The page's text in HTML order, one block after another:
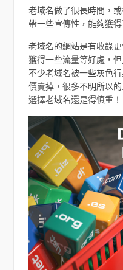
老域名做了很長時間，
帶一些宣傳性，能夠獲得
老域名的網站是有收錄
獲得一些流量等好處，
不少老域名被一些灰色
價賣掉，很多不明所以
選擇老域名還是得慎重！